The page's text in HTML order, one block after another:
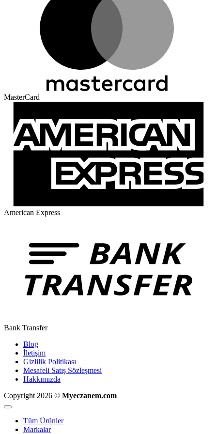
MasterCard
American Express
Bank Transfer
Blog
İletişim
Gizlilik Politikası
Mesafeli Satış Sözleşmesi
Hakkımızda
Copyright 2026 © Myeczanem.com
Tüm Ürünler
Markalar